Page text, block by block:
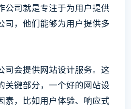
公司就是专注于为用户提供
司，他们能够为用户提供多
司会提供网站设计服务。这
关键部分，一个好的网站设
素，比如用户体验、响应式